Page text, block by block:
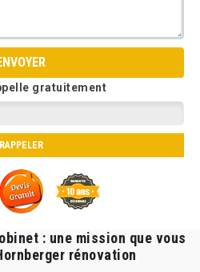
gratuitement
: une mission que vous
rénovation